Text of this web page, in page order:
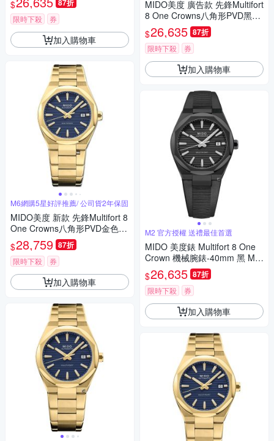
40mm/M0555073705100
$ 87折
限時下殺 券
加入購物車
M6網購5星好評推薦/ 公司貨2年保固
MIDO美度 新款 先鋒Multifort 8
One Crowns八角形PVD金色藍
面40㎜ M6(M0555073304100)
$28,759 87折
限時下殺 券
加入購物車
MIDO美度 廣告款 先鋒Multifort
8 One Crowns八角形PVD黑精
鋼黑膠帶40㎜ M6(M05550737
05100)
$26,635 87折
限時下殺 券
加入購物車
M2 官方授權 送禮最佳首選
MIDO 美度錶 Multifort 8 One
Crown 機械腕錶-40mm 黑 M0
555073705100
$26,635 87折
限時下殺 券
加入購物車